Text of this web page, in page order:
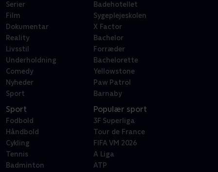
Serier
Film
Dokumentar
Reality
Livsstil
Underholdning
Comedy
Nyheder
Sport
Badehotellet
Sygeplejeskolen
X Factor
Bachelor
Forræder
Bachelorette
Yellowstone
Paw Patrol
Barnaby
Sport
Fodbold
Håndbold
Cykling
Tennis
Badminton
Populær sport
3F Superliga
Tour de France
FIFA VM 2026
A Liga
ATP